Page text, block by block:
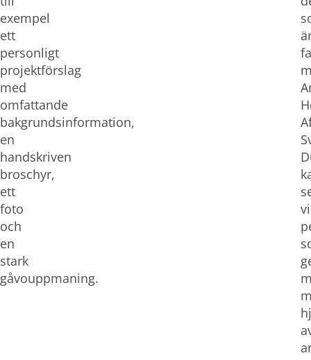
exempel
ett
personligt
projektförslag
med
omfattande
bakgrundsinformation,
en
handskriven
broschyr,
ett
foto
och
en
stark
gåvouppmaning.